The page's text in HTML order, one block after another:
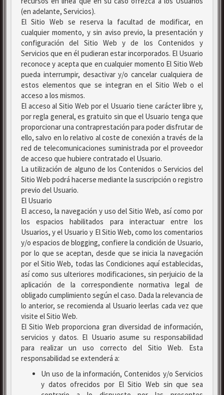
(en adelante, Servicios).
El Sitio Web se reserva la facultad de modificar, en
cualquier momento, y sin aviso previo, la presentación y
configuración del Sitio Web y de los Contenidos y
Servicios que en él pudieran estar incorporados. El Usuario
reconoce y acepta que en cualquier momento El Sitio Web
pueda interrumpir, desactivar y/o cancelar cualquiera de
estos elementos que se integran en el Sitio Web o el
acceso a los mismos.
El acceso al Sitio Web por el Usuario tiene carácter libre y,
por regla general, es gratuito sin que el Usuario tenga que
proporcionar una contraprestación para poder disfrutar de
ello, salvo en lo relativo al coste de conexión a través de la
red de telecomunicaciones suministrada por el proveedor
de acceso que hubiere contratado el Usuario.
La utilización de alguno de los Contenidos o Servicios del
Sitio Web podrá hacerse mediante la suscripción o registro
previo del Usuario.
El Usuario
El acceso, la navegación y uso del Sitio Web, así como por
los espacios habilitados para interactuar entre los
Usuarios, y el Usuario y El Sitio Web, como los comentarios
y/o espacios de blogging, confiere la condición de Usuario,
por lo que se aceptan, desde que se inicia la navegación
por el Sitio Web, todas las Condiciones aquí establecidas,
así como sus ulteriores modificaciones, sin perjuicio de la
aplicación de la correspondiente normativa legal de
obligado cumplimiento según el caso. Dada la relevancia de
lo anterior, se recomienda al Usuario leerlas cada vez que
visite el Sitio Web.
El Sitio Web proporciona gran diversidad de información,
servicios y datos. El Usuario asume su responsabilidad
para realizar un uso correcto del Sitio Web. Esta
responsabilidad se extenderá a:
Un uso de la información, Contenidos y/o Servicios
y datos ofrecidos por El Sitio Web sin que sea